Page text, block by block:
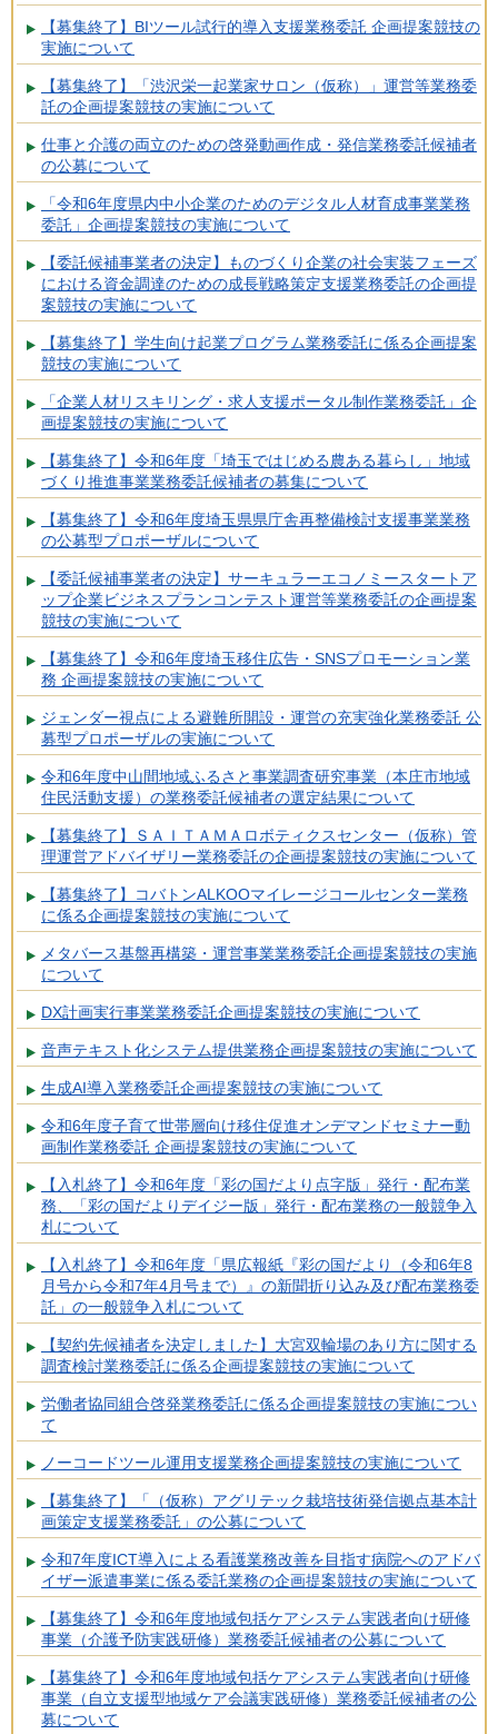
【募集終了】BIツール試行的導入支援業務委託 企画提案競技の
実施について
【募集終了】「渋沢栄一起業家サロン（仮称）」運営等業務委
託の企画提案競技の実施について
仕事と介護の両立のための啓発動画作成・発信業務委託候補者
の公募について
「令和6年度県内中小企業のためのデジタル人材育成事業業務
委託」企画提案競技の実施について
【委託候補事業者の決定】ものづくり企業の社会実装フェーズ
における資金調達のための成長戦略策定支援業務委託の企画提
案競技の実施について
【募集終了】学生向け起業プログラム業務委託に係る企画提案
競技の実施について
「企業人材リスキリング・求人支援ポータル制作業務委託」企
画提案競技の実施について
【募集終了】令和6年度「埼玉ではじめる農ある暮らし」地域
づくり推進事業業務委託候補者の募集について
【募集終了】令和6年度埼玉県県庁舎再整備検討支援事業業務
の公募型プロポーザルについて
【委託候補事業者の決定】サーキュラーエコノミースタートア
ップ企業ビジネスプランコンテスト運営等業務委託の企画提案
競技の実施について
【募集終了】令和6年度埼玉移住広告・SNSプロモーション業
務 企画提案競技の実施について
ジェンダー視点による避難所開設・運営の充実強化業務委託 公
募型プロポーザルの実施について
令和6年度中山間地域ふるさと事業調査研究事業（本庄市地域
住民活動支援）の業務委託候補者の選定結果について
【募集終了】ＳＡＩＴＡＭＡロボティクスセンター（仮称）管
理運営アドバイザリー業務委託の企画提案競技の実施について
【募集終了】コバトンALKOOマイレージコールセンター業務
に係る企画提案競技の実施について
メタバース基盤再構築・運営事業業務委託企画提案競技の実施
について
DX計画実行事業業務委託企画提案競技の実施について
音声テキスト化システム提供業務企画提案競技の実施について
生成AI導入業務委託企画提案競技の実施について
令和6年度子育て世帯層向け移住促進オンデマンドセミナー動
画制作業務委託 企画提案競技の実施について
【入札終了】令和6年度「彩の国だより点字版」発行・配布業
務、「彩の国だよりデイジー版」発行・配布業務の一般競争入
札について
【入札終了】令和6年度「県広報紙『彩の国だより（令和6年8
月号から令和7年4月号まで）』の新聞折り込み及び配布業務委
託」の一般競争入札について
【契約先候補者を決定しました】大宮双輪場のあり方に関する
調査検討業務委託に係る企画提案競技の実施について
労働者協同組合啓発業務委託に係る企画提案競技の実施につい
て
ノーコードツール運用支援業務企画提案競技の実施について
【募集終了】「（仮称）アグリテック栽培技術発信拠点基本計
画策定支援業務委託」の公募について
令和7年度ICT導入による看護業務改善を目指す病院へのアドバ
イザー派遣事業に係る委託業務の企画提案競技の実施について
【募集終了】令和6年度地域包括ケアシステム実践者向け研修
事業（介護予防実践研修）業務委託候補者の公募について
【募集終了】令和6年度地域包括ケアシステム実践者向け研修
事業（自立支援型地域ケア会議実践研修）業務委託候補者の公
募について